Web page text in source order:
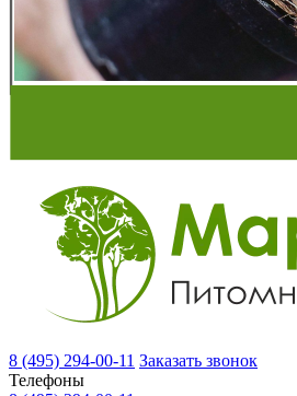
8 (495) 294-00-11 Заказать звонок
Телефоны